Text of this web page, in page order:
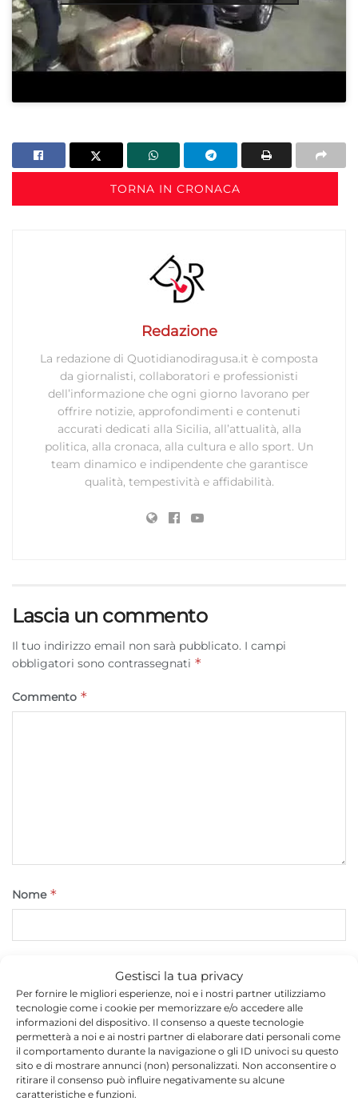
Gestisci la tua privacy
Per fornire le migliori esperienze, noi e i nostri partner utilizziamo
tecnologie come i cookie per memorizzare e/o accedere alle
informazioni del dispositivo. Il consenso a queste tecnologie
permetterà a noi e ai nostri partner di elaborare dati personali come
il comportamento durante la navigazione o gli ID univoci su questo
sito e di mostrare annunci (non) personalizzati. Non acconsentire o
ritirare il consenso può influire negativamente su alcune
caratteristiche e funzioni.
TORNA IN CRONACA
Redazione
La redazione di Quotidianodiragusa.it è composta
da giornalisti, collaboratori e professionisti
dell’informazione che ogni giorno lavorano per
offrire notizie, approfondimenti e contenuti
accurati dedicati alla Sicilia, all’attualità, alla
politica, alla cronaca, alla cultura e allo sport. Un
team dinamico e indipendente che garantisce
qualità, tempestività e affidabilità.
Lascia un commento
Il tuo indirizzo email non sarà pubblicato. I campi
obbligatori sono contrassegnati *
Commento *
Nome *
Sito web